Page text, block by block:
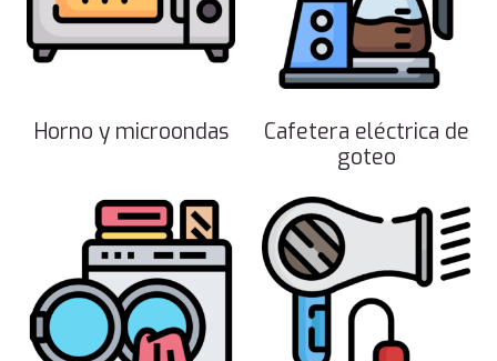
Horno y microondas
Cafetera eléctrica de
goteo